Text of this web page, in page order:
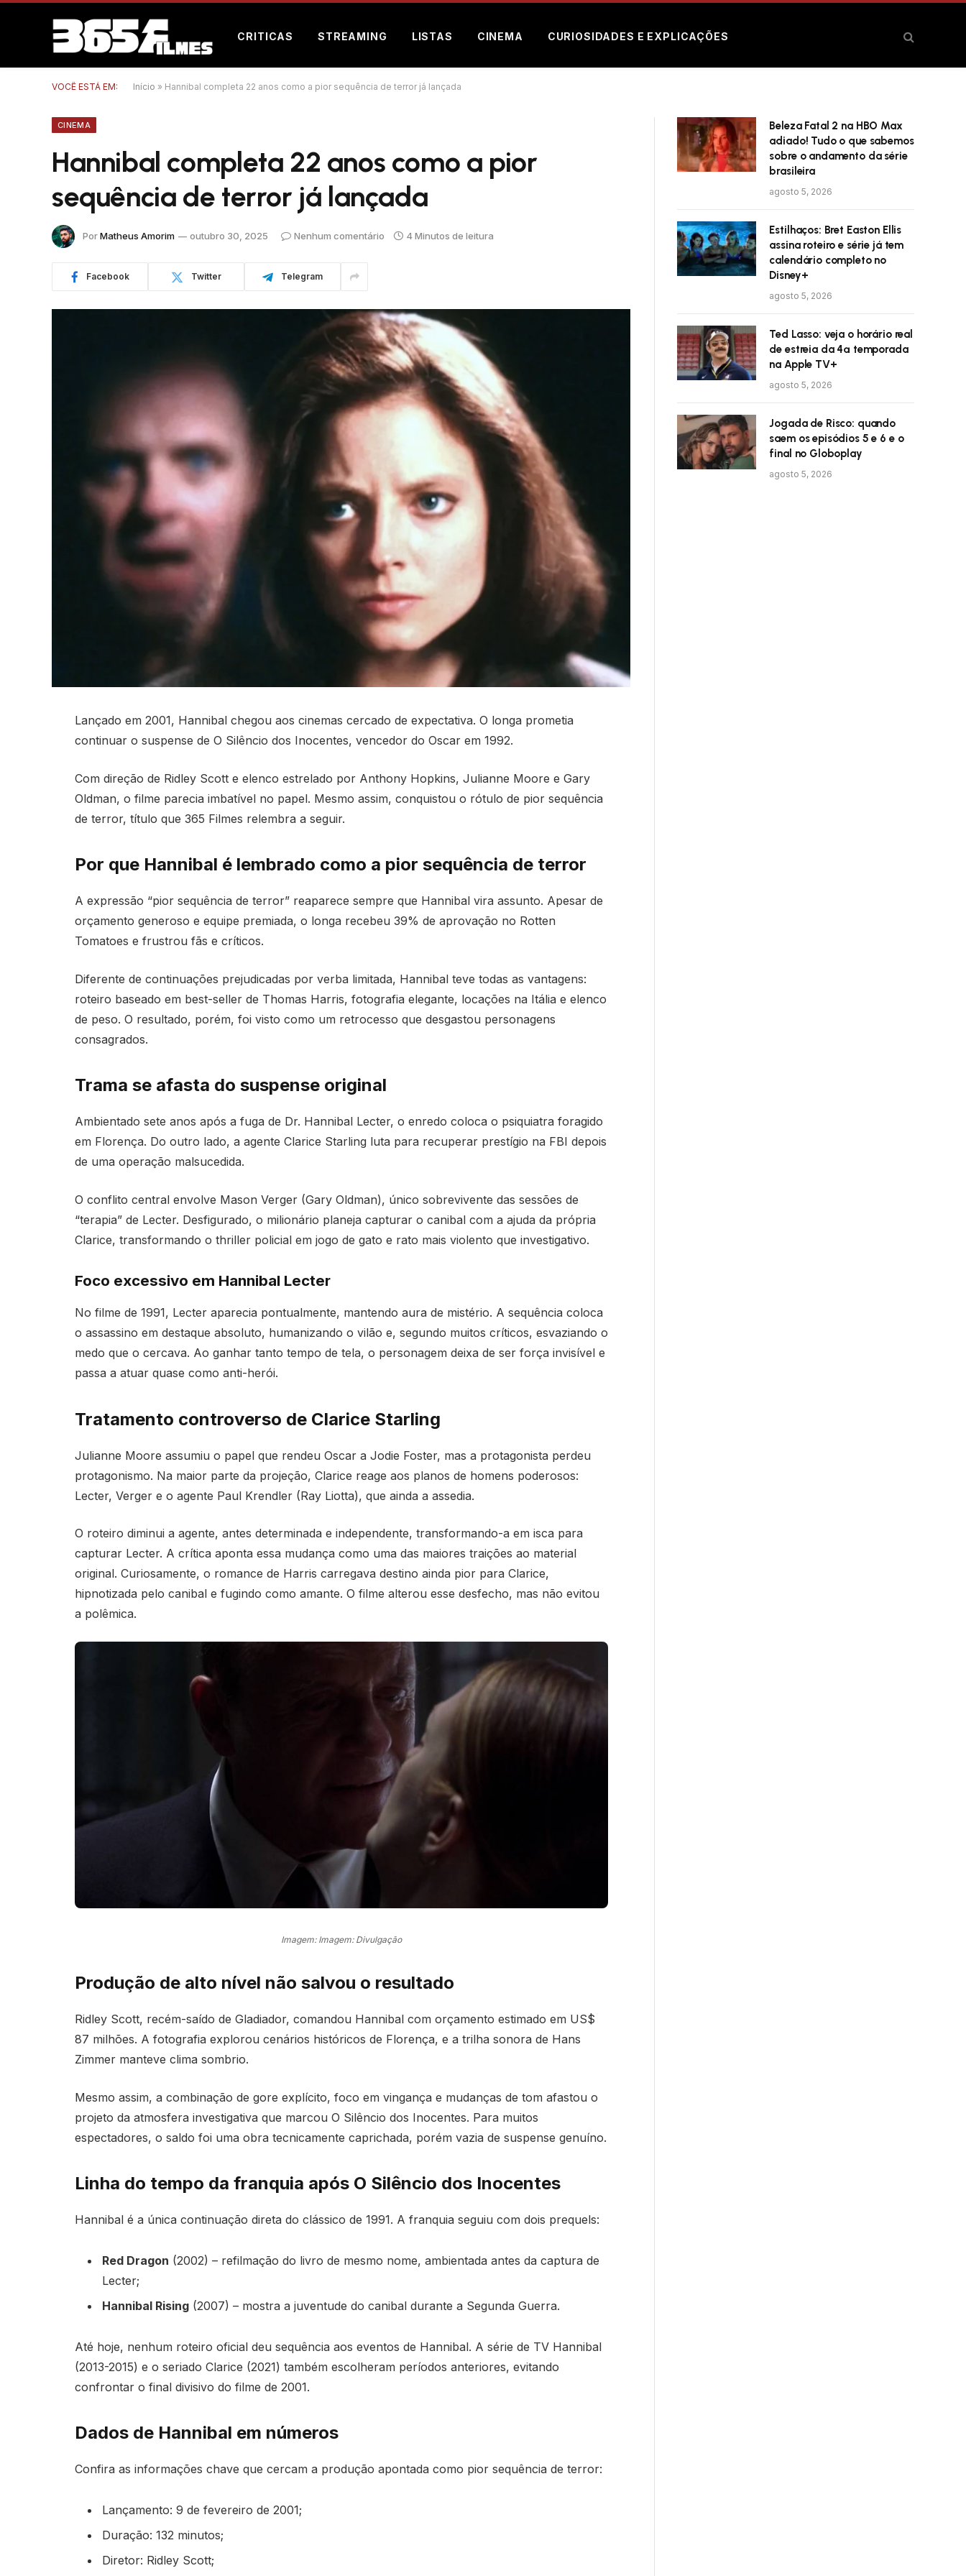
CRITICAS STREAMING LISTAS CINEMA CURIOSIDADES E EXPLICAÇÕES
VOCÊ ESTÁ EM: Início » Hannibal completa 22 anos como a pior sequência de terror já lançada
CINEMA
Hannibal completa 22 anos como a pior
sequência de terror já lançada
PorMatheus Amorim outubro 30, 2025 Nenhum comentário 4 Minutos de leitura
Facebook Twitter Telegram
Lançado em 2001, Hannibal chegou aos cinemas cercado de expectativa. O longa prometia
continuar o suspense de O Silêncio dos Inocentes, vencedor do Oscar em 1992.
Com direção de Ridley Scott e elenco estrelado por Anthony Hopkins, Julianne Moore e Gary
Oldman, o filme parecia imbatível no papel. Mesmo assim, conquistou o rótulo de pior sequência
de terror, título que 365 Filmes relembra a seguir.
Por que Hannibal é lembrado como a pior sequência de terror
A expressão “pior sequência de terror” reaparece sempre que Hannibal vira assunto. Apesar de
orçamento generoso e equipe premiada, o longa recebeu 39% de aprovação no Rotten
Tomatoes e frustrou fãs e críticos.
Diferente de continuações prejudicadas por verba limitada, Hannibal teve todas as vantagens:
roteiro baseado em best-seller de Thomas Harris, fotografia elegante, locações na Itália e elenco
de peso. O resultado, porém, foi visto como um retrocesso que desgastou personagens
consagrados.
Trama se afasta do suspense original
Ambientado sete anos após a fuga de Dr. Hannibal Lecter, o enredo coloca o psiquiatra foragido
em Florença. Do outro lado, a agente Clarice Starling luta para recuperar prestígio na FBI depois
de uma operação malsucedida.
O conflito central envolve Mason Verger (Gary Oldman), único sobrevivente das sessões de
“terapia” de Lecter. Desfigurado, o milionário planeja capturar o canibal com a ajuda da própria
Clarice, transformando o thriller policial em jogo de gato e rato mais violento que investigativo.
Foco excessivo em Hannibal Lecter
No filme de 1991, Lecter aparecia pontualmente, mantendo aura de mistério. A sequência coloca
o assassino em destaque absoluto, humanizando o vilão e, segundo muitos críticos, esvaziando o
medo que o cercava. Ao ganhar tanto tempo de tela, o personagem deixa de ser força invisível e
passa a atuar quase como anti-herói.
Tratamento controverso de Clarice Starling
Julianne Moore assumiu o papel que rendeu Oscar a Jodie Foster, mas a protagonista perdeu
protagonismo. Na maior parte da projeção, Clarice reage aos planos de homens poderosos:
Lecter, Verger e o agente Paul Krendler (Ray Liotta), que ainda a assedia.
O roteiro diminui a agente, antes determinada e independente, transformando-a em isca para
capturar Lecter. A crítica aponta essa mudança como uma das maiores traições ao material
original. Curiosamente, o romance de Harris carregava destino ainda pior para Clarice,
hipnotizada pelo canibal e fugindo como amante. O filme alterou esse desfecho, mas não evitou
a polêmica.
Imagem: Imagem: Divulgação
Produção de alto nível não salvou o resultado
Ridley Scott, recém-saído de Gladiador, comandou Hannibal com orçamento estimado em US$
87 milhões. A fotografia explorou cenários históricos de Florença, e a trilha sonora de Hans
Zimmer manteve clima sombrio.
Mesmo assim, a combinação de gore explícito, foco em vingança e mudanças de tom afastou o
projeto da atmosfera investigativa que marcou O Silêncio dos Inocentes. Para muitos
espectadores, o saldo foi uma obra tecnicamente caprichada, porém vazia de suspense genuíno.
Linha do tempo da franquia após O Silêncio dos Inocentes
Hannibal é a única continuação direta do clássico de 1991. A franquia seguiu com dois prequels:
Red Dragon (2002) – refilmação do livro de mesmo nome, ambientada antes da captura de
Lecter;
Hannibal Rising(2007) – mostra a juventude do canibal durante a Segunda Guerra.
Até hoje, nenhum roteiro oficial deu sequência aos eventos de Hannibal. A série de TV Hannibal
(2013-2015) e o seriado Clarice (2021) também escolheram períodos anteriores, evitando
confrontar o final divisivo do filme de 2001.
Dados de Hannibal em números
Confira as informações chave que cercam a produção apontada como pior sequência de terror:
Lançamento: 9 de fevereiro de 2001;
Duração: 132 minutos;
Diretor: Ridley Scott;
Beleza Fatal 2 na HBO Max
adiado! Tudo o que sabemos
sobre o andamento da série
brasileira
agosto 5, 2026
Estilhaços: Bret Easton Ellis
assina roteiro e série já tem
calendário completo no
Disney+
agosto 5, 2026
Ted Lasso: veja o horário real
de estreia da 4ª temporada
na Apple TV+
agosto 5, 2026
Jogada de Risco: quando
saem os episódios 5 e 6 e o
final no Globoplay
agosto 5, 2026